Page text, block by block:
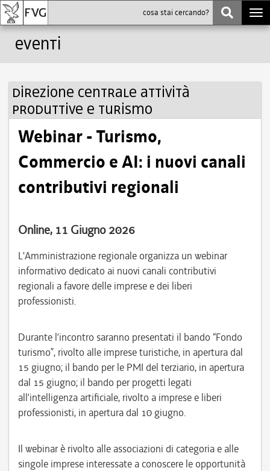
Eventi
Direzione centrale attività
produttive e turismo
Webinar - Turismo,
Commercio e AI: i nuovi canali
contributivi regionali
Online, 11 Giugno 2026
L'Amministrazione regionale organizza un webinar
informativo dedicato ai nuovi canali contributivi
regionali a favore delle imprese e dei liberi
professionisti.
Durante l’incontro saranno presentati il bando “Fondo
turismo”, rivolto alle imprese turistiche, in apertura dal
15 giugno; il bando per le PMI del terziario, in apertura
dal 15 giugno; il bando per progetti legati
all’intelligenza artificiale, rivolto a imprese e liberi
professionisti, in apertura dal 10 giugno.
Il webinar è rivolto alle associazioni di categoria e alle
singole imprese interessate a conoscere le opportunità